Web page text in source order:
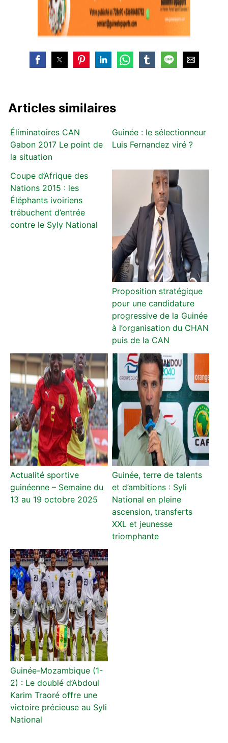
Articles similaires
Éliminatoires CAN
Gabon 2017 Le point de
la situation
Guinée : le sélectionneur
Luis Fernandez viré ?
Coupe d’Afrique des
Nations 2015 : les
Éléphants ivoiriens
trébuchent d’entrée
contre le Syly National
Proposition stratégique
pour une candidature
progressive de la Guinée
à l’organisation du CHAN
puis de la CAN
Actualité sportive
guinéenne – Semaine du
13 au 19 octobre 2025
Guinée, terre de talents
et d’ambitions : Syli
National en pleine
ascension, transferts
XXL et jeunesse
triomphante
Guinée-Mozambique (1-
2) : Le doublé d’Abdoul
Karim Traoré offre une
victoire précieuse au Syli
National